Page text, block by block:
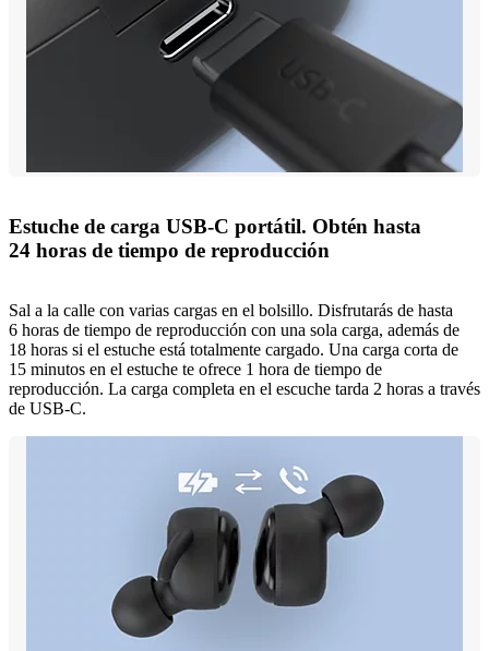
Estuche de carga USB-C portátil. Obtén hasta
24 horas de tiempo de reproducción
Sal a la calle con varias cargas en el bolsillo. Disfrutarás de hasta
6 horas de tiempo de reproducción con una sola carga, además de
18 horas si el estuche está totalmente cargado. Una carga corta de
15 minutos en el estuche te ofrece 1 hora de tiempo de
reproducción. La carga completa en el escuche tarda 2 horas a través
de USB-C.